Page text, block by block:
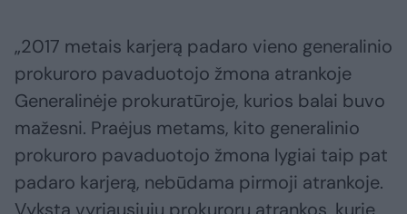
„2017 metais karjerą padaro vieno generalinio
prokuroro pavaduotojo žmona atrankoje
Generalinėje prokuratūroje, kurios balai buvo
mažesni. Praėjus metams, kito generalinio
prokuroro pavaduotojo žmona lygiai taip pat
padaro karjerą, nebūdama pirmoji atrankoje.